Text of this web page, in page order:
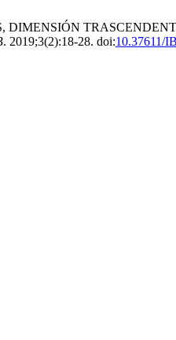
DIMENSIÓN
. 2019;3(2):18-28. doi:10.37611/